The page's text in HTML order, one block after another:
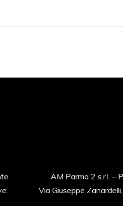
AM Parma 2 s.r.l. –
Via Giuseppe